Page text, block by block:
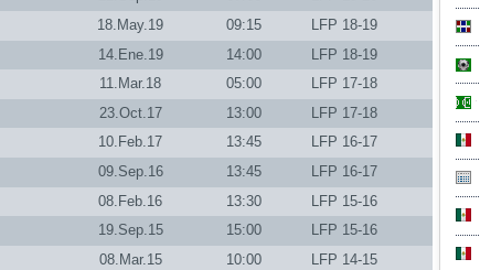
18.May.19 09:15
LFP 18-19
14.Ene.19 14:00
LFP 18-19
11.Mar.18 05:00
LFP 17-18
23.Oct.17 13:00
LFP 17-18
10.Feb.17 13:45
LFP 16-17
09.Sep.16 13:45
LFP 16-17
08.Feb.16 13:30
LFP 15-16
19.Sep.15 15:00
LFP 15-16
08.Mar.15 10:00
LFP 14-15